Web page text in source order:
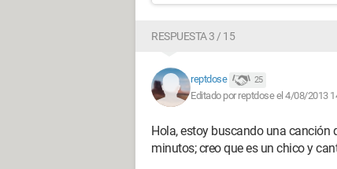
RESPUESTA 3 / 15
reptdose 25
Editado por reptdose el 4/08/2013
Hola, estoy buscando una canción
minutos; creo que es un chico y